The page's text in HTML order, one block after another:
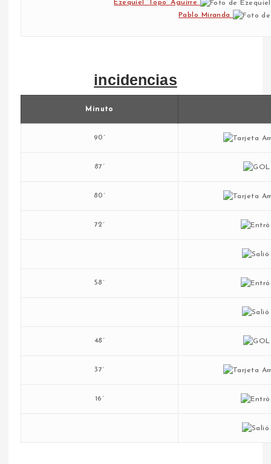
Ezequiel ‘Topo’ Aguirre
Pablo Miranda
incidencias
Minuto
90´
87´
80´
72´
58´
48´
37´
16´